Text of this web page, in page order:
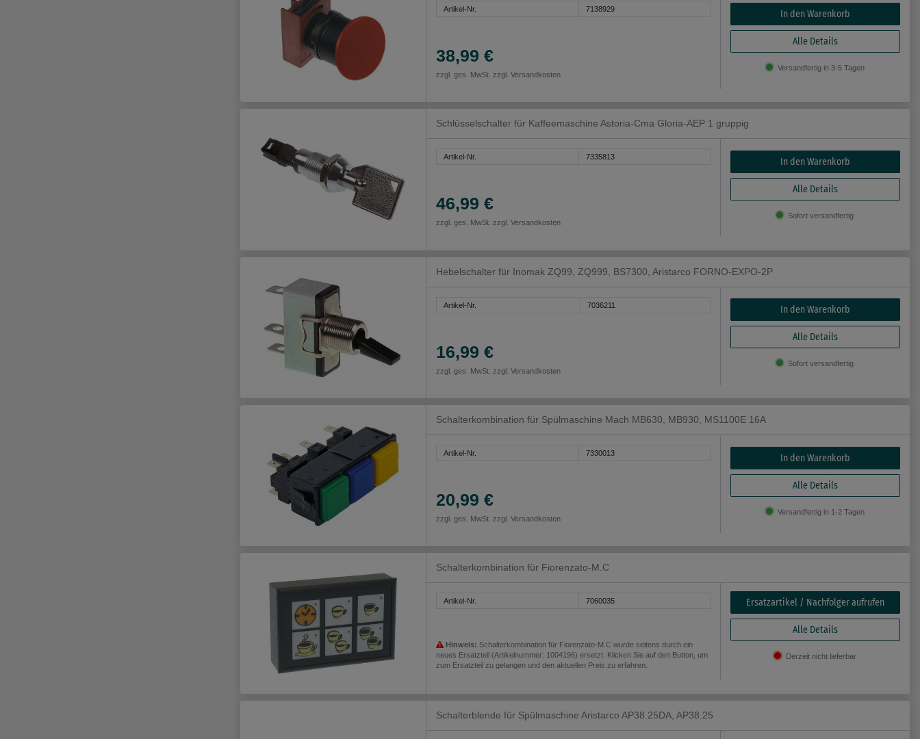
Artikel-Nr. 7138929
38,99 €
zzgl. ges. MwSt. zzgl. Versandkosten
In den Warenkorb
Alle Details
Versandfertig in 3-5 Tagen
Schlüsselschalter für Kaffeemaschine Astoria-Cma Gloria-AEP 1 gruppig
Artikel-Nr. 7335813
46,99 €
zzgl. ges. MwSt. zzgl. Versandkosten
In den Warenkorb
Alle Details
Sofort versandfertig
Hebelschalter für Inomak ZQ99, ZQ999, BS7300, Aristarco FORNO-EXPO-2P
Artikel-Nr. 7036211
16,99 €
zzgl. ges. MwSt. zzgl. Versandkosten
In den Warenkorb
Alle Details
Sofort versandfertig
Schalterkombination für Spülmaschine Mach MB630, MB930, MS1100E 16A
Artikel-Nr. 7330013
20,99 €
zzgl. ges. MwSt. zzgl. Versandkosten
In den Warenkorb
Alle Details
Versandfertig in 1-2 Tagen
Schalterkombination für Fiorenzato-M.C
Artikel-Nr. 7060035
Hinweis: Schalterkombination für Fiorenzato-M.C wurde seitens durch ein
neues Ersatzteil (Artikelnummer: 1004196) ersetzt. Klicken Sie auf den Button, um
zum Ersatzteil zu gelangen und den aktuellen Preis zu erfahren.
Ersatzartikel / Nachfolger aufrufen
Alle Details
Derzeit nicht lieferbar
Schalterblende für Spülmaschine Aristarco AP38.25DA, AP38.25